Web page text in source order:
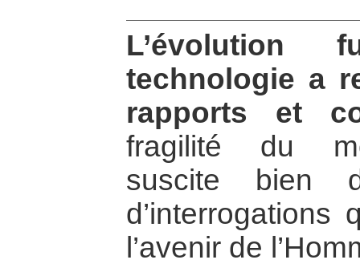
L’évolution
technologie a
rapports et
fragilité du
suscite bien
l’avenir de